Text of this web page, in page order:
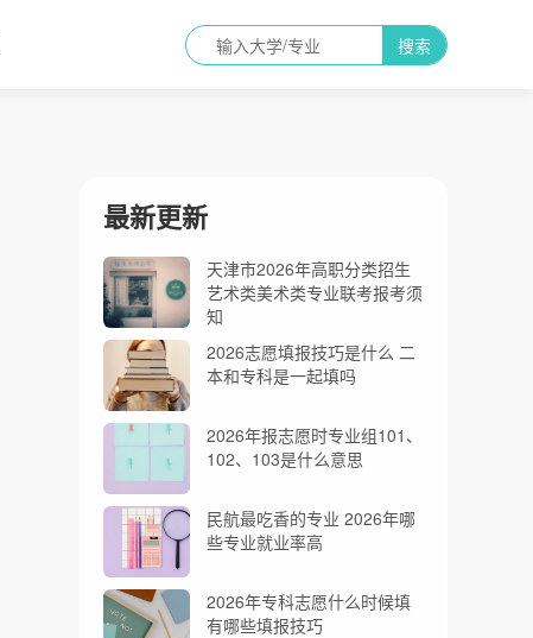
搜索
最新更新
天津市2026年高职分类招生
艺术类美术类专业联考报考须
知
2026志愿填报技巧是什么 二
本和专科是一起填吗
2026年报志愿时专业组101、
102、103是什么意思
民航最吃香的专业 2026年哪
些专业就业率高
2026年专科志愿什么时候填
有哪些填报技巧